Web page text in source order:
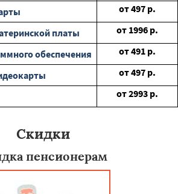
от497 р.
платы
от 1996 р.
обеспечения
от491 р.
от497 р.
от2993 р.
Скидки
пенсионерам